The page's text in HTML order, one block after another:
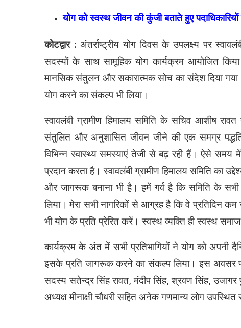
योग को स्वस्थ जीवन की कुंजी बताते हुए
कोटद्वार : अंतर्राष्ट्रीय योग दिवस के उपलक्ष्य पर
सदस्यों के साथ सामूहिक योग कार्यक्रम आयोजित
मानसिक संतुलन और सकारात्मक सोच का संदेश दिया गया।
योग करने का संकल्प भी लिया।
स्वावलंबी ग्रामीण हिमालय समिति के सचिव आशीष
संतुलित और अनुशासित जीवन जीने की एक समग्र
विभिन्न स्वास्थ्य समस्याएं तेजी से बढ़ रही हैं। ऐसे समय
प्रदान करता है। स्वावलंबी ग्रामीण हिमालय समिति का
और जागरूक बनाना भी है। हमें गर्व है कि समिति के सभी
लिया। मेरा सभी नागरिकों से आग्रह है कि वे प्रतिदिन
भी योग के प्रति प्रेरित करें। स्वस्थ व्यक्ति ही स्वस्थ
कार्यक्रम के अंत में सभी प्रतिभागियों ने योग को अपनी
इसके प्रति जागरूक करने का संकल्प लिया। इस अवसर
सदस्यसतेन्द्र सिंह रावत,मंदीप सिंह,श्रवण सिंह,उजागर
अध्यक्षमीनाक्षी चौधरीसहित अनेक गणमान्य लोग उपस्थित